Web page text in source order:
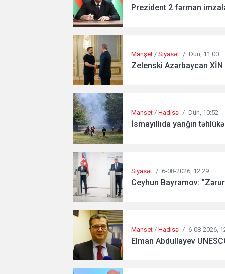
Prezident 2 fərman
Manşet / Siyasət / Dün, 11:00
Zelenski Azərbaycan
Manşet / Hadisə / Dün, 10:52
İsmayıllıda yanğın
Siyasət / 6-08-2026, 12:29
Ceyhun Bayramov:
Manşet / Hadisə / 6-08-2026,
Elman Abdullayev